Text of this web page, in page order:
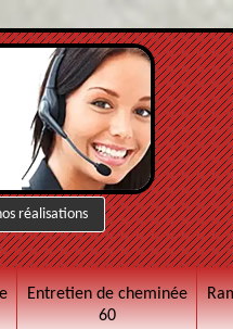
réalisations
Entretien de cheminée
60